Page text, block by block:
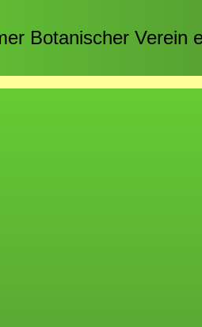
Botanischer Verein